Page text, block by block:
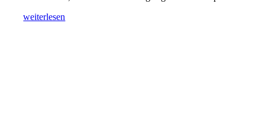
weiterlesen